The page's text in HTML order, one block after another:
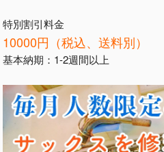
特別割引料金
10000円（税込、送料別）
基本納期：1-2週間以上